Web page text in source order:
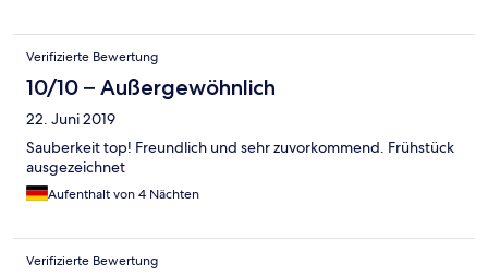
Verifizierte Bewertung
10/10 – Außergewöhnlich
22. Juni 2019
Sauberkeit top! Freundlich und sehr zuvorkommend. Frühstück
ausgezeichnet
Aufenthalt von 4 Nächten
Verifizierte Bewertung